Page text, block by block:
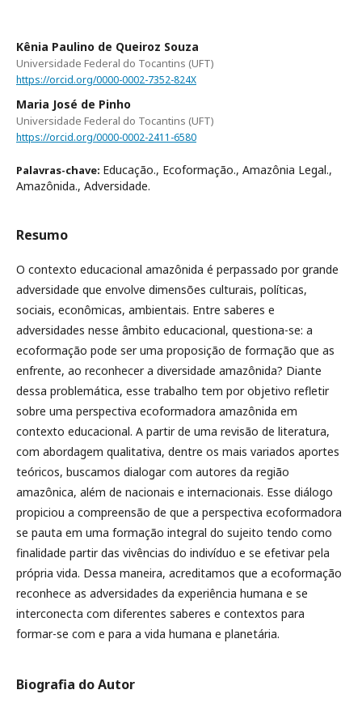
Kênia Paulino de Queiroz Souza
Universidade Federal do Tocantins (UFT)
https://orcid.org/0000-0002-7352-824X
Maria José de Pinho
Universidade Federal do Tocantins (UFT)
https://orcid.org/0000-0002-2411-6580
Palavras-chave: Educação., Ecoformação., Amazônia Legal.,
Amazônida., Adversidade.
Resumo
O contexto educacional amazônida é perpassado por grande
adversidade que envolve dimensões culturais, políticas,
sociais, econômicas, ambientais. Entre saberes e
adversidades nesse âmbito educacional, questiona-se: a
ecoformação pode ser uma proposição de formação que as
enfrente, ao reconhecer a diversidade amazônida? Diante
dessa problemática, esse trabalho tem por objetivo refletir
sobre uma perspectiva ecoformadora amazônida em
contexto educacional. A partir de uma revisão de literatura,
com abordagem qualitativa, dentre os mais variados aportes
teóricos, buscamos dialogar com autores da região
amazônica, além de nacionais e internacionais. Esse diálogo
propiciou a compreensão de que a perspectiva ecoformadora
se pauta em uma formação integral do sujeito tendo como
finalidade partir das vivências do indivíduo e se efetivar pela
própria vida. Dessa maneira, acreditamos que a ecoformação
reconhece as adversidades da experiência humana e se
interconecta com diferentes saberes e contextos para
formar-se com e para a vida humana e planetária.
Biografia do Autor